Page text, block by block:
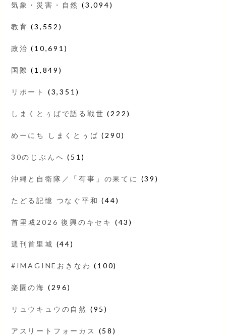
気象・災害・自然 (3,094)
教育 (3,552)
政治 (10,691)
国際 (1,849)
リポート (3,351)
しまくとぅばで語る戦世 (222)
めーにち しまくとぅば (290)
30のじぶんへ (51)
沖縄と自衛隊／「有事」の果てに (39)
たどる記憶 つなぐ平和 (44)
首里城2026 復興のキセキ (43)
週刊首里城 (44)
#IMAGINEおきなわ (100)
楽園の海 (296)
リュウキュウの自然 (95)
アスリートフォーカス (58)